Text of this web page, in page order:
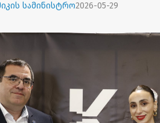
სამინისტრო2026-05-29